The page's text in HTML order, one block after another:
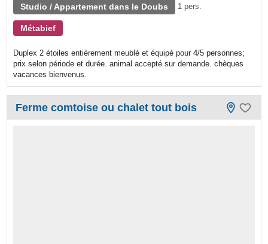
Studio / Appartement dans le Doubs 1 pers.
Métabief
Duplex 2 étoiles entièrement meublé et équipé pour 4/5 personnes;
prix selon période et durée. animal accepté sur demande. chèques
vacances bienvenus.
Ferme comtoise ou chalet tout bois